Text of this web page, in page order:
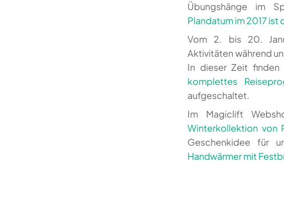
Übungshänge im
Plandatum im 2017 ist
Vom 2. bis 20.
Aktivitäten während
In dieser Zeit finden
komplettes
aufgeschaltet.
Im Magiclift
Winterkollektion von
Geschenkidee für
Handwärmer mit